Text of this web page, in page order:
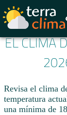
EL CLIMA
Revisa el clima
temperatura
una mínima de